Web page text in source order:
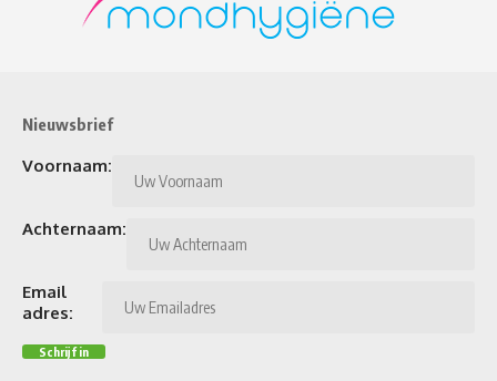
Nieuwsbrief
Voornaam:
Achternaam:
Email
adres: